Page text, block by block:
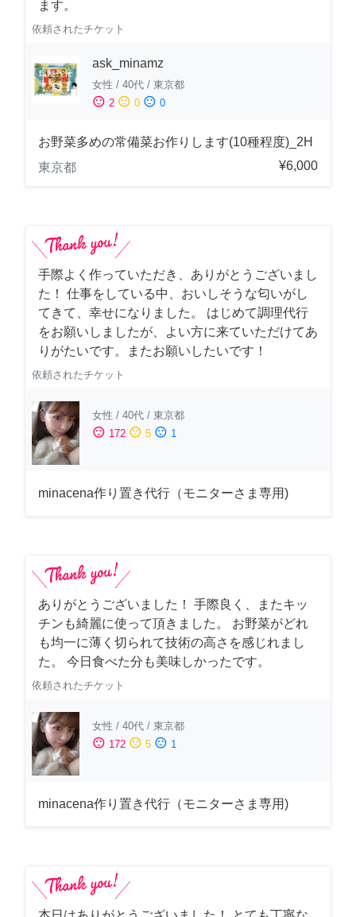
ます。
依頼されたチケット
ask_minamz
女性 / 40代 / 東京都
sentiment_satisfied 2 sentiment_neutral 0 sentiment_dissatisfied 0
お野菜多めの常備菜お作りします(10種程度)_2H
東京都
¥6,000
手際よく作っていただき、ありがとうございまし
た！ 仕事をしている中、おいしそうな匂いがし
てきて、幸せになりました。 はじめて調理代行
をお願いしましたが、よい方に来ていただけてあ
りがたいです。またお願いしたいです！
依頼されたチケット
女性 / 40代 / 東京都
sentiment_satisfied 172 sentiment_neutral 5 sentiment_dissatisfied 1
minacena作り置き代行（モニターさま専用)
ありがとうございました！ 手際良く、またキッ
チンも綺麗に使って頂きました。 お野菜がどれ
も均一に薄く切られて技術の高さを感じれまし
た。 今日食べた分も美味しかったです。
依頼されたチケット
女性 / 40代 / 東京都
sentiment_satisfied 172 sentiment_neutral 5 sentiment_dissatisfied 1
minacena作り置き代行（モニターさま専用)